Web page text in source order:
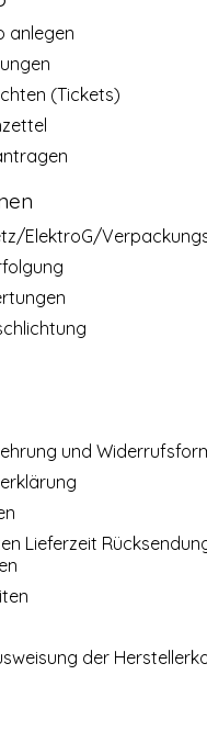
anlegen
(Tickets)
ElektroG/
und
Lieferzeit
der